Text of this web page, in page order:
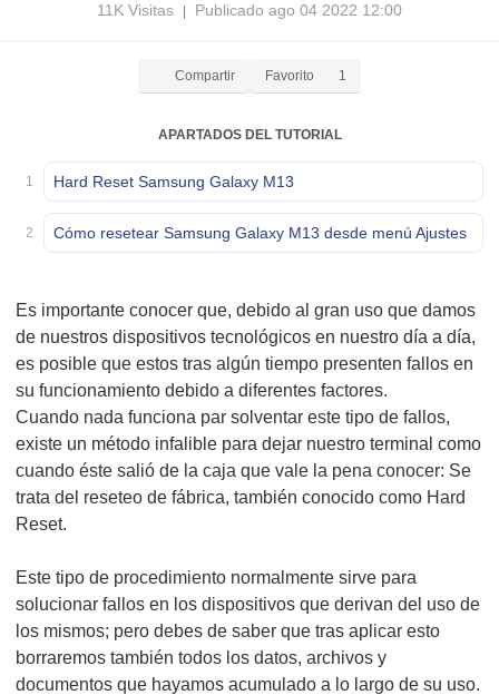
11K Visitas
Publicado ago 04 2022 12:00
Compartir Favorito 1
APARTADOS DEL TUTORIAL
1 Hard Reset Samsung Galaxy M13
2 Cómo resetear Samsung Galaxy M13 desde menú Ajustes
Es importante conocer que, debido al gran uso que damos
de nuestros dispositivos tecnológicos en nuestro día a día,
es posible que estos tras algún tiempo presenten fallos en
su funcionamiento debido a diferentes factores.
Cuando nada funciona par solventar este tipo de fallos,
existe un método infalible para dejar nuestro terminal como
cuando éste salió de la caja que vale la pena conocer: Se
trata del reseteo de fábrica, también conocido como Hard
Reset.
Este tipo de procedimiento normalmente sirve para
solucionar fallos en los dispositivos que derivan del uso de
los mismos; pero debes de saber que tras aplicar esto
borraremos también todos los datos, archivos y
documentos que hayamos acumulado a lo largo de su uso.